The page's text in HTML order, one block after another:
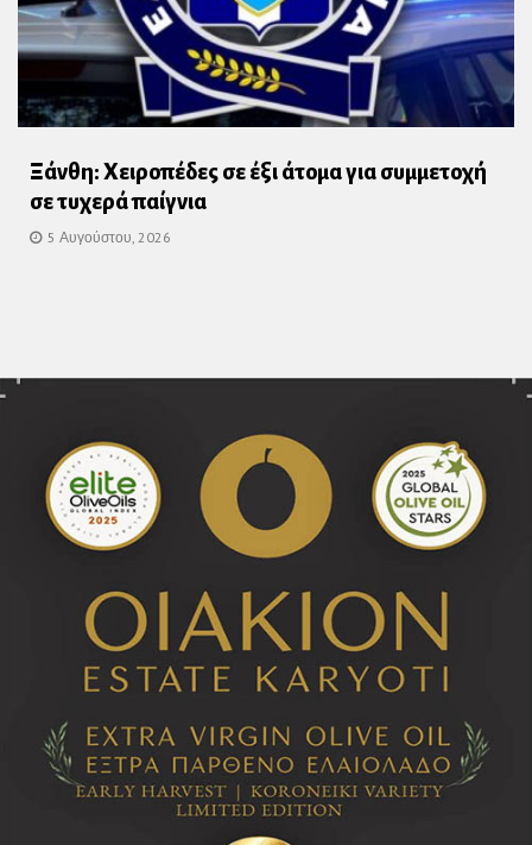
Ξάνθη: Χειροπέδες σε έξι άτομα για συμμετοχή
σε τυχερά παίγνια
5 Αυγούστου, 2026